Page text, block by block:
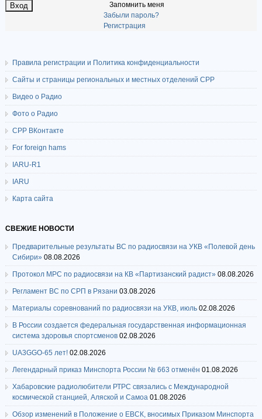
Запомнить меня
Забыли пароль?
Регистрация
Правила регистрации и Политика конфиденциальности
Сайты и страницы региональных и местных отделений СРР
Видео о Радио
Фото о Радио
СРР ВКонтакте
For foreign hams
IARU-R1
IARU
Карта сайта
СВЕЖИЕ НОВОСТИ
Предварительные результаты ВС по радиосвязи на УКВ «Полевой день
Сибири» 08.08.2026
Протокол МРС по радиосвязи на КВ «Партизанский радист» 08.08.2026
Регламент ВС по СРП в Рязани 03.08.2026
Материалы соревнований по радиосвязи на УКВ, июль 02.08.2026
В России создается федеральная государственная информационная
система здоровья спортсменов 02.08.2026
UA3GGO-65 лет! 02.08.2026
Легендарный приказ Минспорта России № 663 отменён 01.08.2026
Хабаровские радиолюбители РТРС связались с Международной
космической станцией, Аляской и Самоа 01.08.2026
Обзор изменений в Положение о ЕВСК, вносимых Приказом Минспорта